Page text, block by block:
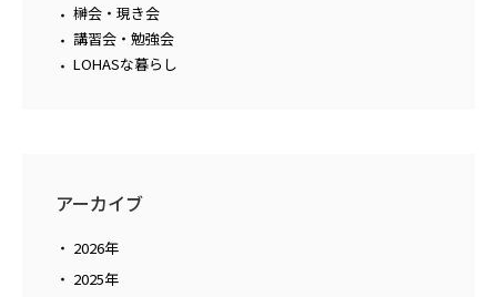
榊会・現き会
講習会・勉強会
LOHASな暮らし
アーカイブ
2026年
2025年